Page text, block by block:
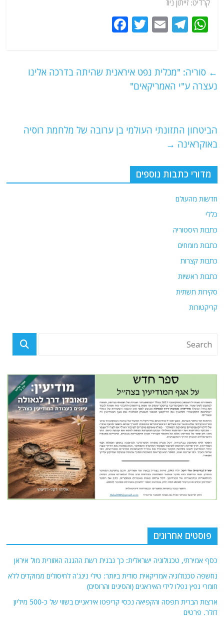
קרדיט: זייתון ניוז
W
s
A
T
g
ra
E
l
T
er
e
k
← סוריה: "מכלית נפט איראנית שהיתה בדרכה אלינו
נעצרה ע"י האמריקאים"
הביטחון התזונתי העולמי בן ערובה של מלחמת רוסיה
באוקראינה →
מדורי כתבות נוספים
חדשות מהעולם
כללי
כתבות היסטוריה
כתבות מומחים
כתבות קצרות
כתבות ראשיות
סקירות תשתית
קריקטורות
פוסטים אחרונים
כסף אמירתי, טכנולוגיה ישראלית: כך נבנית רשת ההגנה האזורית מול איראן
נחשפה טכנולוגיה אמריקאית סודית ביותר: טילי נינג'ה לחיסולים ממוקדים ללא
חומרי נפץ נפלו לידי האיראנים (והסינים והרוסים)
ארצות הברית תפסה והקפיאה נכסי קריפטו איראניים בשווי של כ-500 מיליון
דולר. פרטים